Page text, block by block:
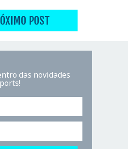
POST
das novidades